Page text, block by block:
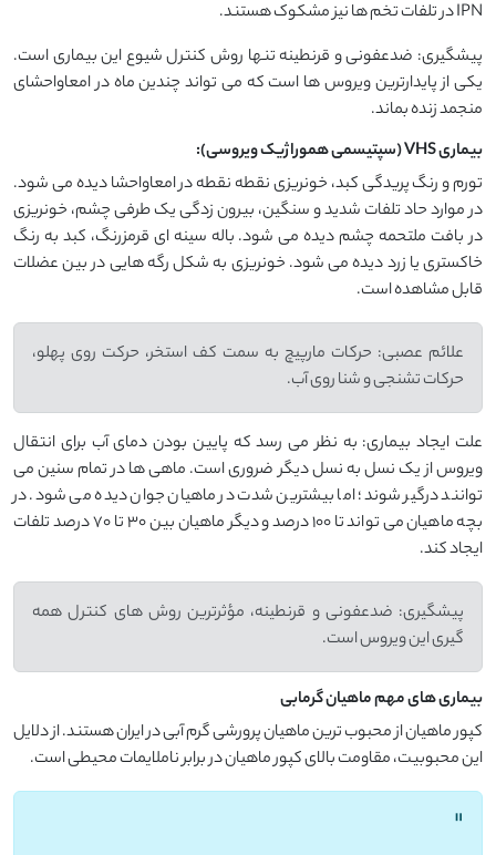
IPN در تلفات تخم ها نیز مشکوک هستند.
پیشگیری: ضدعفونی و قرنطینه تنها روش کنترل شیوع این بیماری است.
یکی از پایدارترین ویروس ها است که می تواند چندین ماه در امعاواحشای
منجمد زنده بماند.
بیماری VHS (سپتیسمی هموراژیک ویروسی):
تورم و رنگ پریدگی کبد، خونریزی نقطه نقطه در امعاواحشا دیده می شود.
در موارد حاد تلفات شدید و سنگین، بیرون زدگی یک طرفی چشم، خونریزی
در بافت ملتحمه چشم دیده می شود. باله سینه ای قرمزرنگ، کبد به رنگ
خاکستری یا زرد دیده می شود. خونریزی به شکل رگه هایی در بین عضلات
قابل مشاهده است.
علائم عصبی: حرکات مارپیچ به سمت کف استخر، حرکت روی پهلو،
حرکات تشنجی و شنا روی آب.
علت ایجاد بیماری: به نظر می رسد که پایین بودن دمای آب برای انتقال
ویروس از یک نسل به نسل دیگر ضروری است. ماهی ها در تمام سنین می
توانند درگیر شوند؛ اما بیشترین شدت در ماهیان جوان دیده می شود. در
بچه ماهیان می تواند تا 100 درصد و دیگر ماهیان بین 30 تا 70 درصد تلفات
ایجاد کند.
پیشگیری: ضدعفونی و قرنطینه، مؤثرترین روش های کنترل همه
گیری این ویروس است.
بیماری های مهم ماهیان گرمابی
کپور ماهیان از محبوب ترین ماهیان پرورشی گرم آبی در ایران هستند. از دلایل
این محبوبیت، مقاومت بالای کپور ماهیان در برابر ناملایمات محیطی است.
"